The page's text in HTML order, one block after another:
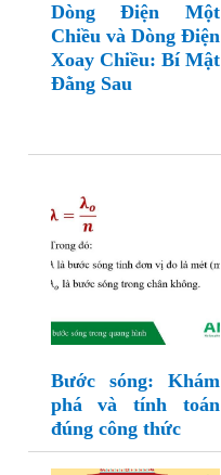
Dòng Điện Một
Chiều và Dòng Điện
Xoay Chiều: Bí Mật
Đằng Sau
Bước sóng: Khám
phá và tính toán
đúng công thức